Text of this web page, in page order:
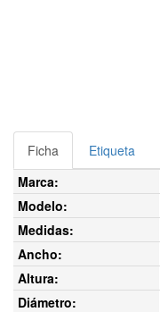
Ficha
Etiqueta
Marca:
Modelo:
Medidas:
Ancho:
Altura:
Diámetro: